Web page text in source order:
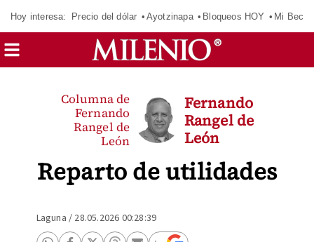
Hoy interesa: Precio del dólar Ayotzinapa Bloqueos HOY Mi Beca
Reparto de utilidades
Columna de
Fernando
Rangel de
León
Fernando
Rangel de
León
Laguna / 28.05.2026 00:28:39